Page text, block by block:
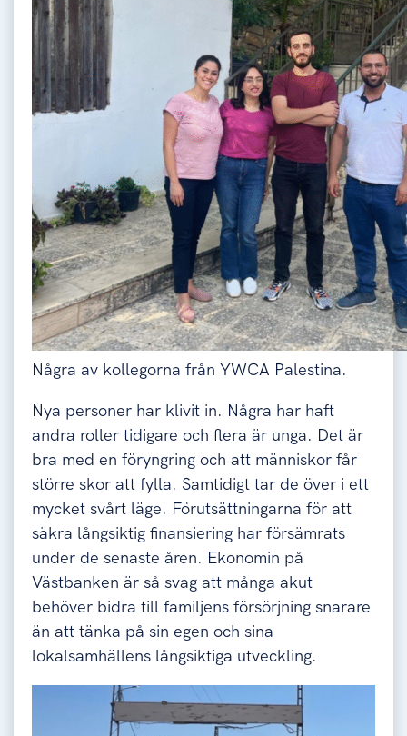
Några av kollegorna från YWCA Palestina.
Nya personer har klivit in. Några har haft
andra roller tidigare och flera är unga. Det är
bra med en föryngring och att människor får
större skor att fylla. Samtidigt tar de över i ett
mycket svårt läge. Förutsättningarna för att
säkra långsiktig finansiering har försämrats
under de senaste åren. Ekonomin på
Västbanken är så svag att många akut
behöver bidra till familjens försörjning snarare
än att tänka på sin egen och sina
lokalsamhällens långsiktiga utveckling.